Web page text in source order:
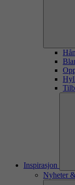
Inspirasjon
Nyheter